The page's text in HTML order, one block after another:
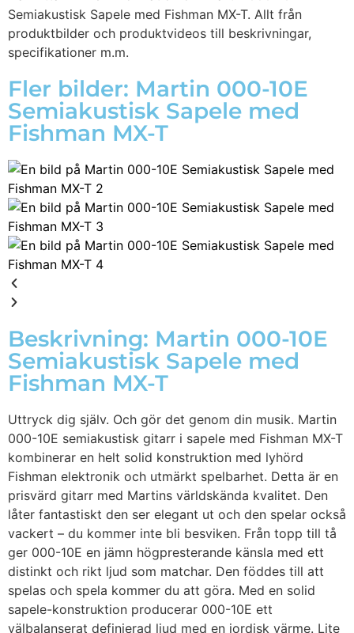
Semiakustisk Sapele med Fishman MX-T. Allt från
produktbilder och produktvideos till beskrivningar,
specifikationer m.m.
Fler bilder: Martin 000-10E
Semiakustisk Sapele med
Fishman MX-T
Beskrivning: Martin 000-10E
Semiakustisk Sapele med
Fishman MX-T
Uttryck dig själv. Och gör det genom din musik. Martin
000-10E semiakustisk gitarr i sapele med Fishman MX-T
kombinerar en helt solid konstruktion med lyhörd
Fishman elektronik och utmärkt spelbarhet. Detta är en
prisvärd gitarr med Martins världskända kvalitet. Den
låter fantastiskt den ser elegant ut och den spelar också
vackert – du kommer inte bli besviken. Från topp till tå
ger 000-10E en jämn högpresterande känsla med ett
distinkt och rikt ljud som matchar. Den föddes till att
spelas och spela kommer du att göra. Med en solid
sapele-konstruktion producerar 000-10E ett
välbalanserat definierad ljud med en jordisk värme. Lite